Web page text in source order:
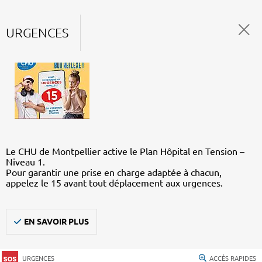
URGENCES
Le CHU de Montpellier active le Plan Hôpital en Tension –
Niveau 1.
Pour garantir une prise en charge adaptée à chacun,
appelez le 15 avant tout déplacement aux urgences.
EN SAVOIR PLUS
URGENCES ACCÈS RAPIDES